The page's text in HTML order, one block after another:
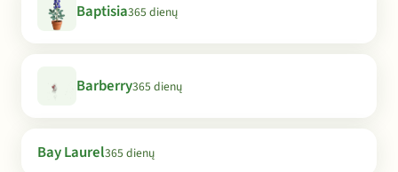
Baptisia365 dienų
Barberry365 dienų
Bay Laurel365 dienų